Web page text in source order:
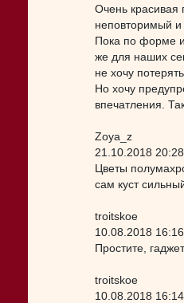
Очень красивая
неповторимый
Пока по форме и
же для наших
не хочу
Но хочу
впечатления.
Zoya_z
21.10.2018 20:28
Цветы
сам куст
troitskoe
10.08.2018 16:16
Простите,
troitskoe
10.08.2018 16:14